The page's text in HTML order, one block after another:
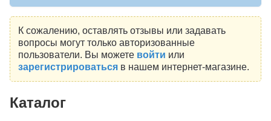
К сожалению, оставлять отзывы или задавать
вопросы могут только авторизованные
пользователи. Вы можете войти или
зарегистрироватьсяв нашем интернет-магазине.
Каталог